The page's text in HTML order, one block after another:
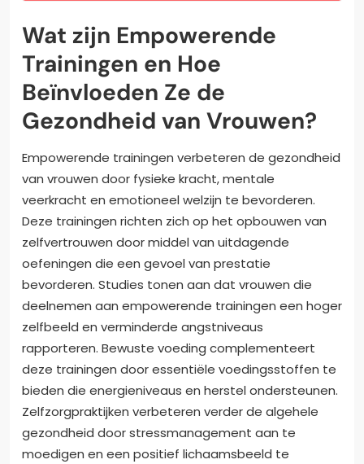
Wat zijn Empowerende
Trainingen en Hoe
Beïnvloeden Ze de
Gezondheid van Vrouwen?
Empowerende trainingen verbeteren de gezondheid
van vrouwen door fysieke kracht, mentale
veerkracht en emotioneel welzijn te bevorderen.
Deze trainingen richten zich op het opbouwen van
zelfvertrouwen door middel van uitdagende
oefeningen die een gevoel van prestatie
bevorderen. Studies tonen aan dat vrouwen die
deelnemen aan empowerende trainingen een hoger
zelfbeeld en verminderde angstniveaus
rapporteren. Bewuste voeding complementeert
deze trainingen door essentiële voedingsstoffen te
bieden die energieniveaus en herstel ondersteunen.
Zelfzorgpraktijken verbeteren verder de algehele
gezondheid door stressmanagement aan te
moedigen en een positief lichaamsbeeld te